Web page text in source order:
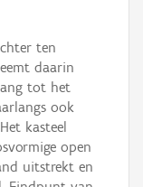
ten
daarin
tot het
ook
kasteel
open
uitstrekt en